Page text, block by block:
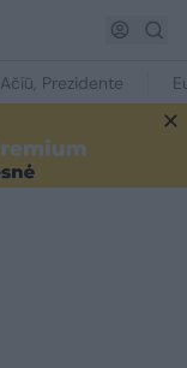
Ačiū, Prezidente